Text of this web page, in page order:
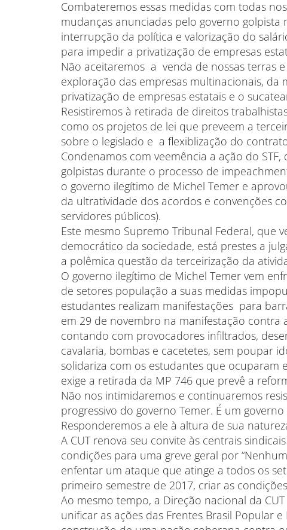
Combateremos essas medidas com todas
mudanças anunciadas pelo governo
interrupção da política e valorização do
para impedir a privatização de empresas
Não aceitaremos a venda de nossas terras
exploração das empresas multinacionais,
privatização de empresas estatais e o
Resistiremos à retirada de direitos
como os projetos de lei que preveem a
sobre o legislado e a flexiblização do
Condenamos com veemência a ação do
golpistas durante o processo de
o governo ilegítimo de Michel Temer e
da ultratividade dos acordos e convenções
servidores públicos).
Este mesmo Supremo Tribunal Federal, que
democrático da sociedade, está prestes a
a polêmica questão da terceirização da
O governo ilegítimo de Michel Temer vem
de setores população a suas medidas
estudantes realizam manifestações para
em 29 de novembro na manifestação contra
contando com provocadores infiltrados,
cavalaria, bombas e cacetetes, sem poupar
solidariza com os estudantes que ocuparam
exige a retirada da MP 746 que prevê a
Não nos intimidaremos e continuaremos
progressivo do governo Temer. É um
Responderemos a ele à altura de sua
A CUT renova seu convite às centrais
condições para uma greve geral por
enfentar um ataque que atinge a todos os
primeiro semestre de 2017, criar as
Ao mesmo tempo, a Direção nacional da
unificar as ações das Frentes Brasil Popular